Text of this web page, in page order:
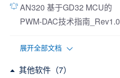
AN320 基于GD32 MCU的
PWM-DAC技术指南_Rev1.0
展开全部文档
其他软件（7）